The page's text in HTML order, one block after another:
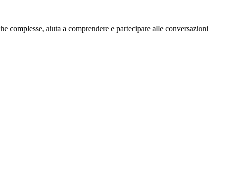
complesse, aiuta a comprendere e partecipare alle conversazioni